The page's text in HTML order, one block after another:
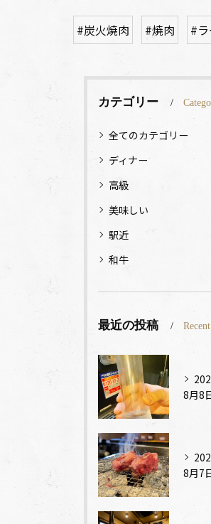
#炭火焼肉 #焼肉 #
カテゴリー
全てのカテゴリー
ディナー
高級
美味しい
駅近
和牛
最近の投稿